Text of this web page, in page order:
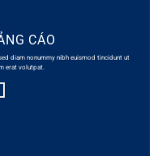
CÁO
diam nonummy nibh euismod tincidunt ut
erat volutpat.